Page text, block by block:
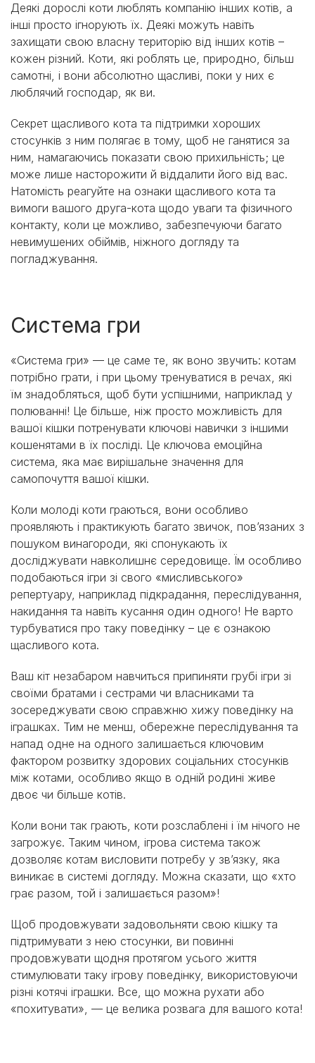
Деякі дорослі коти люблять компанію інших котів, а
інші просто ігнорують їх. Деякі можуть навіть
захищати свою власну територію від інших котів –
кожен різний. Коти, які роблять це, природно, більш
самотні, і вони абсолютно щасливі, поки у них є
люблячий господар, як ви.
Секрет щасливого кота та підтримки хороших
стосунків з ним полягає в тому, щоб не ганятися за
ним, намагаючись показати свою прихильність; це
може лише насторожити й віддалити його від вас.
Натомість реагуйте на ознаки щасливого кота та
вимоги вашого друга-кота щодо уваги та фізичного
контакту, коли це можливо, забезпечуючи багато
невимушених обіймів, ніжного догляду та
погладжування.
Система гри
«Система гри» — це саме те, як воно звучить: котам
потрібно грати, і при цьому тренуватися в речах, які
їм знадобляться, щоб бути успішними, наприклад у
полюванні! Це більше, ніж просто можливість для
вашої кішки потренувати ключові навички з іншими
кошенятами в їх посліді. Це ключова емоційна
система, яка має вирішальне значення для
самопочуття вашої кішки.
Коли молоді коти граються, вони особливо
проявляють і практикують багато звичок, пов’язаних з
пошуком винагороди, які спонукають їх
досліджувати навколишнє середовище. Їм особливо
подобаються ігри зі свого «мисливського»
репертуару, наприклад підкрадання, переслідування,
накидання та навіть кусання один одного! Не варто
турбуватися про таку поведінку – це є ознакою
щасливого кота.
Ваш кіт незабаром навчиться припиняти грубі ігри зі
своїми братами і сестрами чи власниками та
зосереджувати свою справжню хижу поведінку на
іграшках. Тим не менш, обережне переслідування та
напад одне на одного залишається ключовим
фактором розвитку здорових соціальних стосунків
між котами, особливо якщо в одній родині живе
двоє чи більше котів.
Коли вони так грають, коти розслаблені і їм нічого не
загрожує. Таким чином, ігрова система також
дозволяє котам висловити потребу у зв’язку, яка
виникає в системі догляду. Можна сказати, що «хто
грає разом, той і залишається разом»!
Щоб продовжувати задовольняти свою кішку та
підтримувати з нею стосунки, ви повинні
продовжувати щодня протягом усього життя
стимулювати таку ігрову поведінку, використовуючи
різні котячі іграшки. Все, що можна рухати або
«похитувати», — це велика розвага для вашого кота!